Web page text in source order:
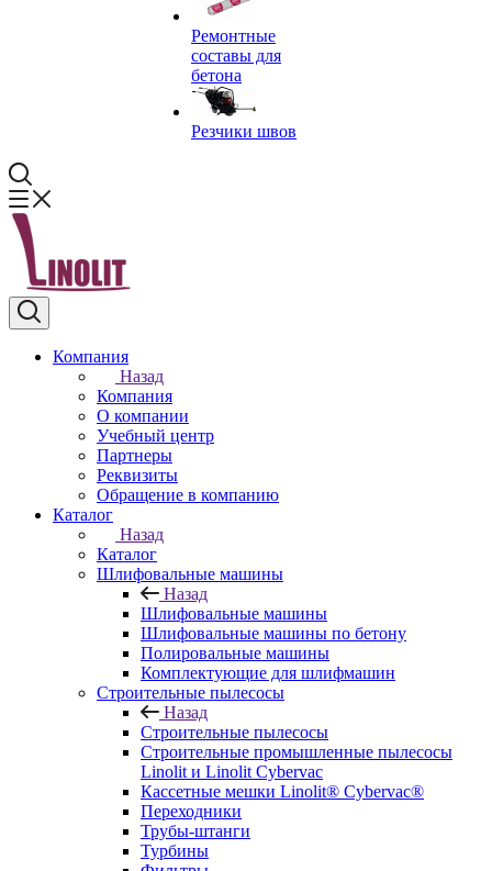
Ремонтные
составы для
бетона
Резчики швов
Компания
Назад
Компания
О компании
Учебный центр
Партнеры
Реквизиты
Обращение в компанию
Каталог
Назад
Каталог
Шлифовальные машины
Назад
Шлифовальные машины
Шлифовальные машины по бетону
Полировальные машины
Комплектующие для шлифмашин
Строительные пылесосы
Назад
Строительные пылесосы
Строительные промышленные пылесосы
Linolit и Linolit Cybervac
Кассетные мешки Linolit® Cybervac®
Переходники
Трубы-штанги
Турбины